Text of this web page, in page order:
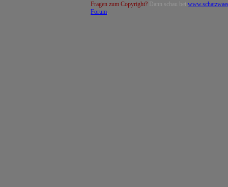
Fragen zum Copyright? Dann schau bei
Forum.